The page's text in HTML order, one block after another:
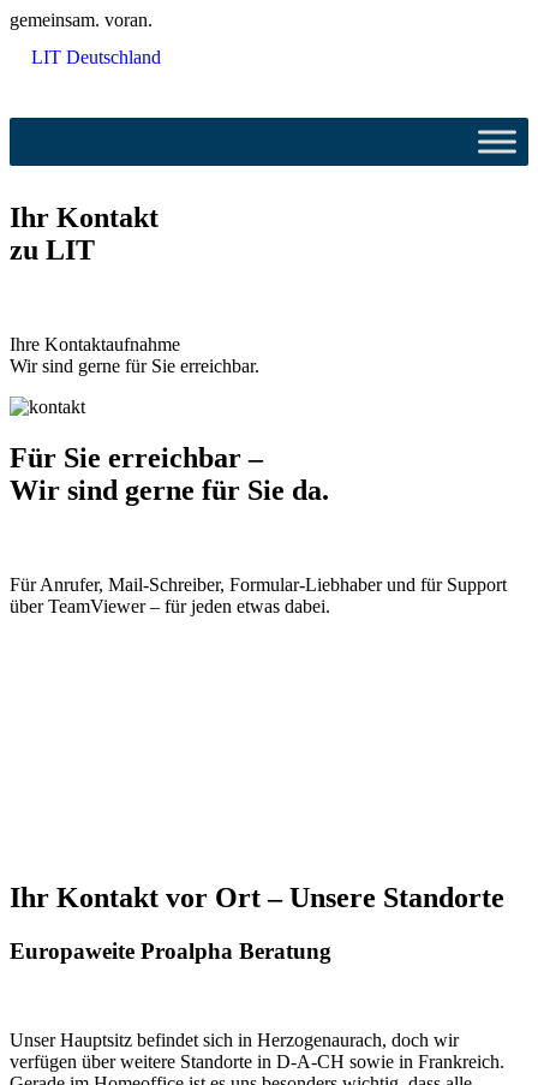
gemeinsam. voran.
LIT Deutschland
Ihr Kontakt
zu LIT
Ihre Kontaktaufnahme
Wir sind gerne für Sie erreichbar.
Für Sie erreichbar –
Wir sind gerne für Sie da.
Für Anrufer, Mail-Schreiber, Formular-Liebhaber und für Support
über TeamViewer – für jeden etwas dabei.
Ihr Kontakt vor Ort – Unsere Standorte
Europaweite Proalpha Beratung
Unser Hauptsitz befindet sich in Herzogenaurach, doch wir
verfügen über weitere Standorte in D-A-CH sowie in Frankreich.